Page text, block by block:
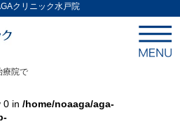
クリニック水戸院
療院で
0 in /home/noaaga/aga-